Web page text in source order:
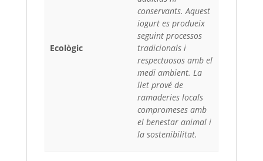
Ecològic
conservants. Aquest
iogurt es produeix
seguint processos
tradicionals i
respectuosos amb el
medi ambient. La
llet prové de
ramaderies locals
compromeses amb
el benestar animal i
la sostenibilitat.